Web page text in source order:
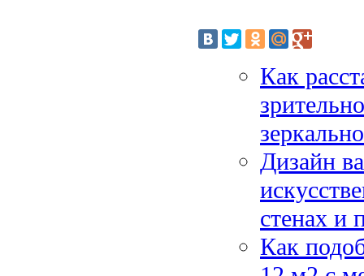
Как
Дизайн
стенах и
Как